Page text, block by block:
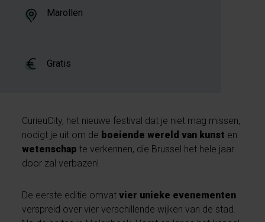
Marollen
Gratis
CurieuCity, het nieuwe festival dat je niet mag missen,
nodigt je uit om de boeiende wereld van kunst en
wetenschapte verkennen, die Brussel het hele jaar
door zal verbazen!
De eerste editie omvatvier unieke evenementen
verspreid over vier verschillende wijken van de stad.